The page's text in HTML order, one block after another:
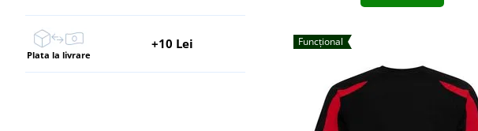
Plata la livrare
+10 Lei Funcțional